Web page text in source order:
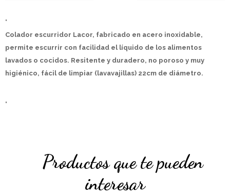
"
Colador escurridor Lacor, fabricado en acero inoxidable,
permite escurrir con facilidad el líquido de los alimentos
lavados o cocidos. Resitente y duradero, no poroso y muy
higiénico, fácil de limpiar (lavavajillas) 22cm de diámetro.
"
Productos que te pueden
interesar